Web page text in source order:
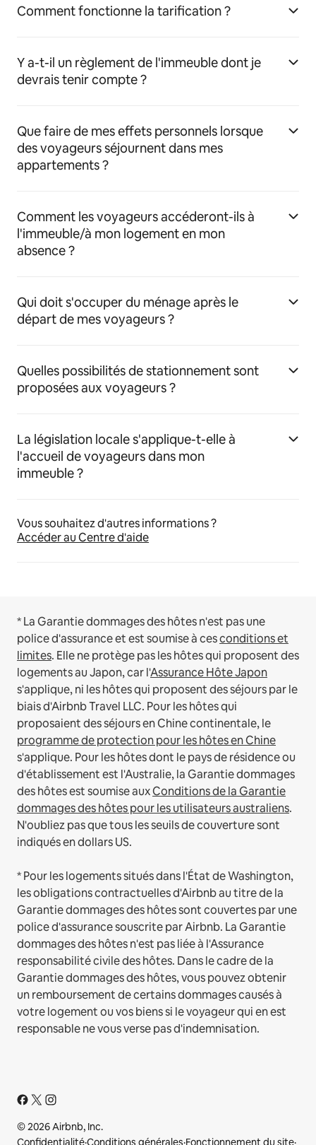
Comment fonctionne la tarification ?
Y a-t-il un règlement de l'immeuble dont je
devrais tenir compte ?
Que faire de mes effets personnels lorsque
des voyageurs séjournent dans mes
appartements ?
Comment les voyageurs accéderont-ils à
l'immeuble/à mon logement en mon
absence ?
Qui doit s'occuper du ménage après le
départ de mes voyageurs ?
Quelles possibilités de stationnement sont
proposées aux voyageurs ?
La législation locale s'applique-t-elle à
l'accueil de voyageurs dans mon
immeuble ?
Vous souhaitez d'autres informations ?
Accéder au Centre d'aide
* La Garantie dommages des hôtes n'est pas une
police d'assurance et est soumise à cesconditions et
limites. Elle ne protège pas les hôtes qui proposent des
logements au Japon, car l'Assurance Hôte Japon
s'applique, ni les hôtes qui proposent des séjours par le
biais d'Airbnb Travel LLC. Pour les hôtes qui
proposaient des séjours en Chine continentale, le
programme de protection pour les hôtes en Chine
s'applique. Pour les hôtes dont le pays de résidence ou
d'établissement est l'Australie, la Garantie dommages
des hôtes est soumise auxConditions de la Garantie
dommages des hôtes pour les utilisateurs australiens.
N'oubliez pas que tous les seuils de couverture sont
indiqués en dollars US.
* Pour les logements situés dans l'État de Washington,
les obligations contractuelles d'Airbnb au titre de la
Garantie dommages des hôtes sont couvertes par une
police d'assurance souscrite par Airbnb. La Garantie
dommages des hôtes n'est pas liée à l'Assurance
responsabilité civile des hôtes. Dans le cadre de la
Garantie dommages des hôtes, vous pouvez obtenir
un remboursement de certains dommages causés à
votre logement ou vos biens si le voyageur qui en est
responsable ne vous verse pas d'indemnisation.
© 2026 Airbnb, Inc.
Confidentialité·Conditions générales·Fonctionnement du site·